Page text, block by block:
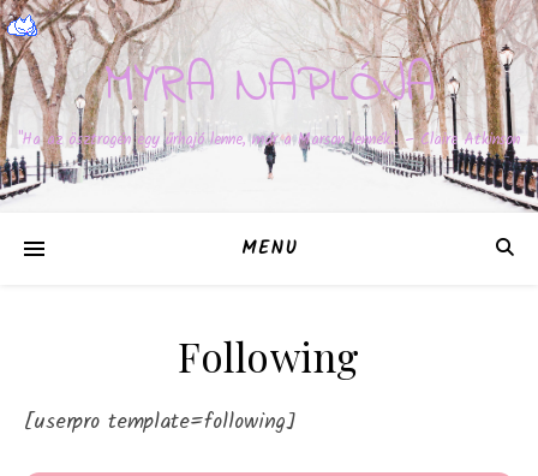
MYRA NAPLÓJA
"Ha az ösztrogén egy űrhajó lenne, már a Marson lennék." – Claire Atkinson
MENU
Following
[userpro template=following]